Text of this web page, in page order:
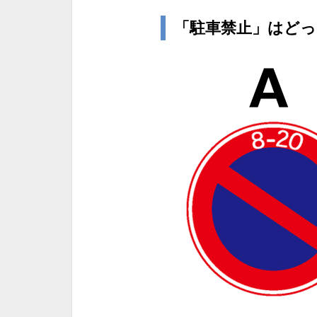
「駐車禁止」はど